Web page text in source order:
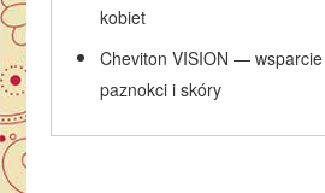
kobiet
Cheviton VISION — wsparcie
paznokci i skóry